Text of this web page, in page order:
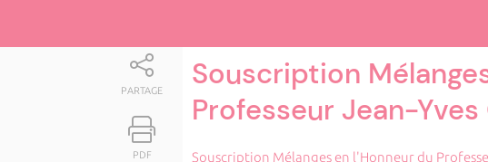
PARTAGE
PDF
Souscription
Professeur Jean-Yves
Souscription Mélanges en l'Honneur du